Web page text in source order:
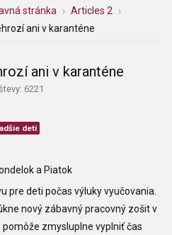
stránka
Articles 2
ani v karanténe
ani v karanténe
6221
deti
a Piatok
pre deti počas výluky vyučovania.
nový zábavný pracovný zošit v
zmysluplne vyplniť čas